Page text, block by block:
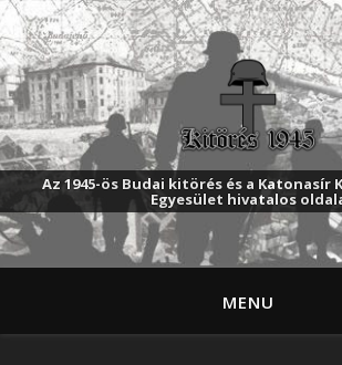
Az 1945-ös Budai kitörés és a Katonasír
Egyesület hivatalos
MENU